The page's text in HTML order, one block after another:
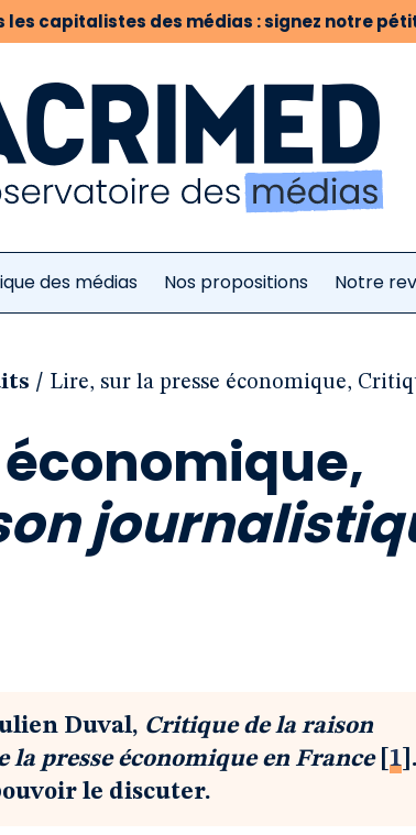
les capitalistes des médias : signez notre
des médias Nos propositions Notre
/ Lire, sur la presse économique,
économique,
Duval, Critique de la raison
la presse économique en France[ 1
le discuter.